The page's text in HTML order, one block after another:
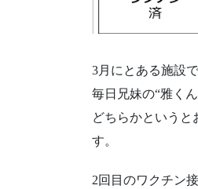
3月にとある施設
毎日兄妹の“雅く
どちらかというと
す。
2回目のワクチン